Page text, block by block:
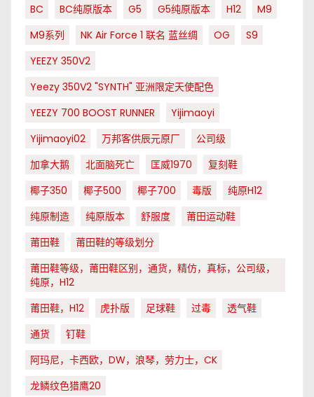
BC BC纯原版本 G5 G5纯原版本 H12
M9
M9系列
NK Air Force 1 联名 蓝丝绸 OG
S9
YEEZY 350V2
Yeezy 350V2 "SYNTH" 亚洲限定天使配色
YEEZY 700 BOOST RUNNER
Yijimaoyi
Yijimaoyi02
万邦客供辰元原厂
公司级
加拿大鹅
北面脑死亡 匡威1970
复刻鞋
椰子350
椰子500 椰子700 毒版
纯原H12
纯原制造
纯原版本 舒服度
莆田运动鞋
莆田鞋
莆田鞋的等级划分
莆田鞋等级，莆田鞋区别，通货，精仿，真标，公司级，
纯原，H12
莆田鞋，H12
虎扑版 足球鞋 过毒
透气鞋
通货
钉鞋
阿玛尼，卡西欧，DW，浪琴，劳力士，CK
龙鳞纹色猎鹰20